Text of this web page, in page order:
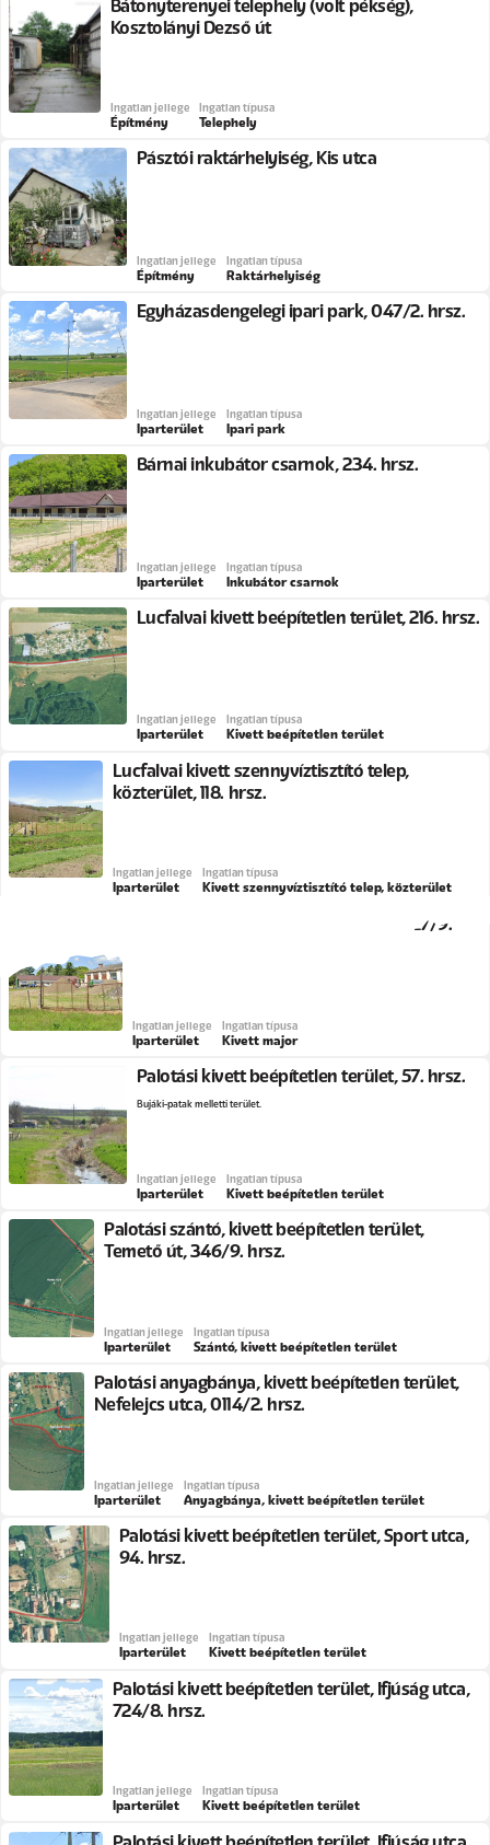
Bátonyterenyei telephely (volt pékség),
Kosztolányi Dezső út
Ingatlan jellege
Építmény
Ingatlan típusa
Telephely
Pásztói raktárhelyiség, Kis utca
Ingatlan jellege
Építmény
Ingatlan típusa
Raktárhelyiség
Egyházasdengelegi ipari park, 047/2. hrsz.
Ingatlan jellege
Iparterület
Ingatlan típusa
Ipari park
Bárnai inkubátor csarnok, 234. hrsz.
Ingatlan jellege
Iparterület
Ingatlan típusa
Inkubátor csarnok
Lucfalvai kivett beépítetlen terület, 216. hrsz.
Ingatlan jellege
Iparterület
Ingatlan típusa
Kivett beépítetlen terület
Lucfalvai kivett szennyvíztisztító telep,
közterület, 118. hrsz.
Ingatlan jellege
Iparterület
Ingatlan típusa
Kivett szennyvíztisztító telep, közterület
Palotási kivett major, Ifjúság utca, 0127/9.
Ingatlan jellege
Iparterület
Ingatlan típusa
Kivett major
Palotási kivett beépítetlen terület, 57. hrsz.
Bujáki-patak melletti terület.
Ingatlan jellege
Iparterület
Ingatlan típusa
Kivett beépítetlen terület
Palotási szántó, kivett beépítetlen terület,
Temető út, 346/9. hrsz.
Ingatlan jellege
Iparterület
Ingatlan típusa
Szántó, kivett beépítetlen terület
Palotási anyagbánya, kivett beépítetlen terület,
Nefelejcs utca, 0114/2. hrsz.
Ingatlan jellege
Iparterület
Ingatlan típusa
Anyagbánya, kivett beépítetlen terület
Palotási kivett beépítetlen terület, Sport utca,
94. hrsz.
Ingatlan jellege
Iparterület
Ingatlan típusa
Kivett beépítetlen terület
Palotási kivett beépítetlen terület, Ifjúság utca,
724/8. hrsz.
Ingatlan jellege
Iparterület
Ingatlan típusa
Kivett beépítetlen terület